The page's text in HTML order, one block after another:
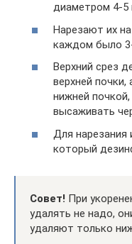
диаметром 4-5
Нарезают их
каждом было
Верхний срез
верхней
нижней
высаживать
Для нарезания
который
Совет! При
удалять не надо,
удаляют только